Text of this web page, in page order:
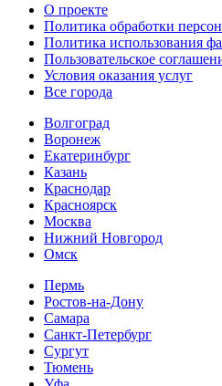
О проекте
Политика обработки
Политика использования
Пользовательское
Условия оказания услуг
Все города
Волгоград
Воронеж
Екатеринбург
Казань
Краснодар
Красноярск
Москва
Нижний Новгород
Омск
Пермь
Ростов-на-Дону
Самара
Санкт-Петербург
Сургут
Тюмень